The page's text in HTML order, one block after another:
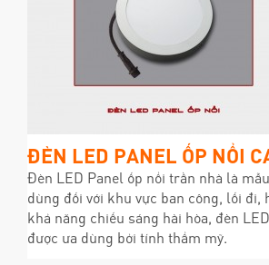
ĐÈN LED PANEL ỐP NỔI
Đèn LED Panel ốp nổi trần nhà là
dùng đối với khu vực ban công, lối đi,
khả năng chiếu sáng hài hòa, đèn
được ưa dùng bởi tính thẩm mỹ.